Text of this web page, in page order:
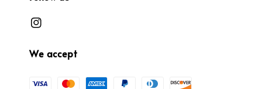
We accept